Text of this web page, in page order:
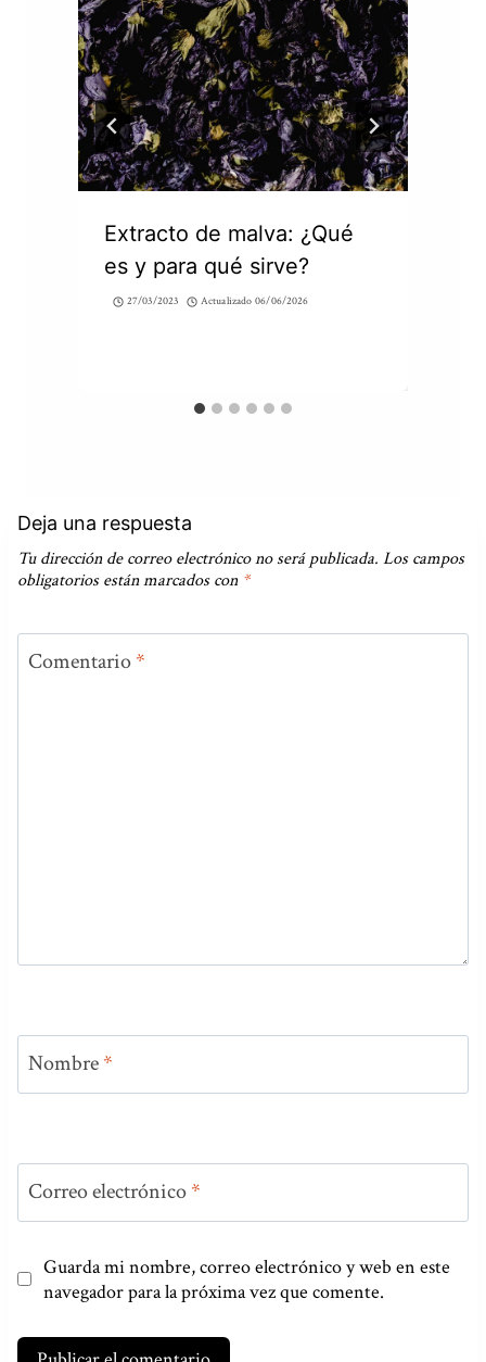
Extracto de malva: ¿Qué
es y para qué sirve?
27/03/2023 Actualizado 06/06/2026
Deja una respuesta
Tu dirección de correo electrónico no será publicada. Los campos
obligatorios están marcados con *
Comentario*
Nombre*
Correo electrónico*
Guarda mi nombre, correo electrónico y web en este
navegador para la próxima vez que comente.